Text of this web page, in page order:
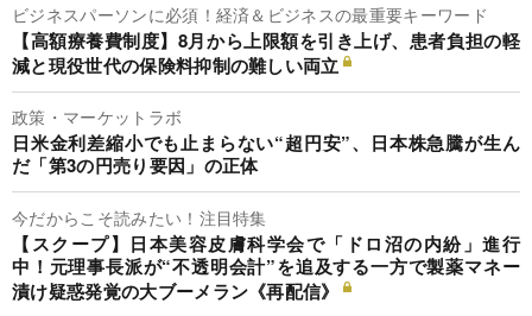
ビジネスパーソンに必須！経済＆ビジネスの最重要キーワード
【高額療養費制度】8月から上限額を引き上げ、患者負担の軽
減と現役世代の保険料抑制の難しい両立
政策・マーケットラボ
日米金利差縮小でも止まらない“超円安”、日本株急騰が生ん
だ「第3の円売り要因」の正体
今だからこそ読みたい！注目特集
【スクープ】日本美容皮膚科学会で「ドロ沼の内紛」進行
中！元理事長派が“不透明会計”を追及する一方で製薬マネー
漬け疑惑発覚の大ブーメラン《再配信》